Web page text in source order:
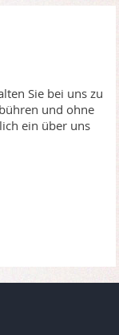
Sie bei uns zu
und ohne
ein über uns